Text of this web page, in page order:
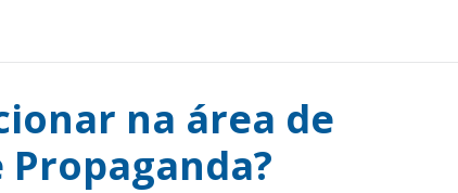
na área de